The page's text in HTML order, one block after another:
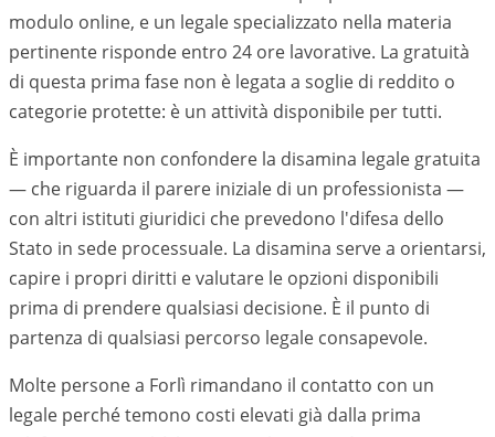
modulo online, e un legale specializzato nella materia
pertinente risponde entro 24 ore lavorative. La gratuità
di questa prima fase non è legata a soglie di reddito o
categorie protette: è un attività disponibile per tutti.
È importante non confondere la disamina legale gratuita
— che riguarda il parere iniziale di un professionista —
con altri istituti giuridici che prevedono l'difesa dello
Stato in sede processuale. La disamina serve a orientarsi,
capire i propri diritti e valutare le opzioni disponibili
prima di prendere qualsiasi decisione. È il punto di
partenza di qualsiasi percorso legale consapevole.
Molte persone a Forlì rimandano il contatto con un
legale perché temono costi elevati già dalla prima